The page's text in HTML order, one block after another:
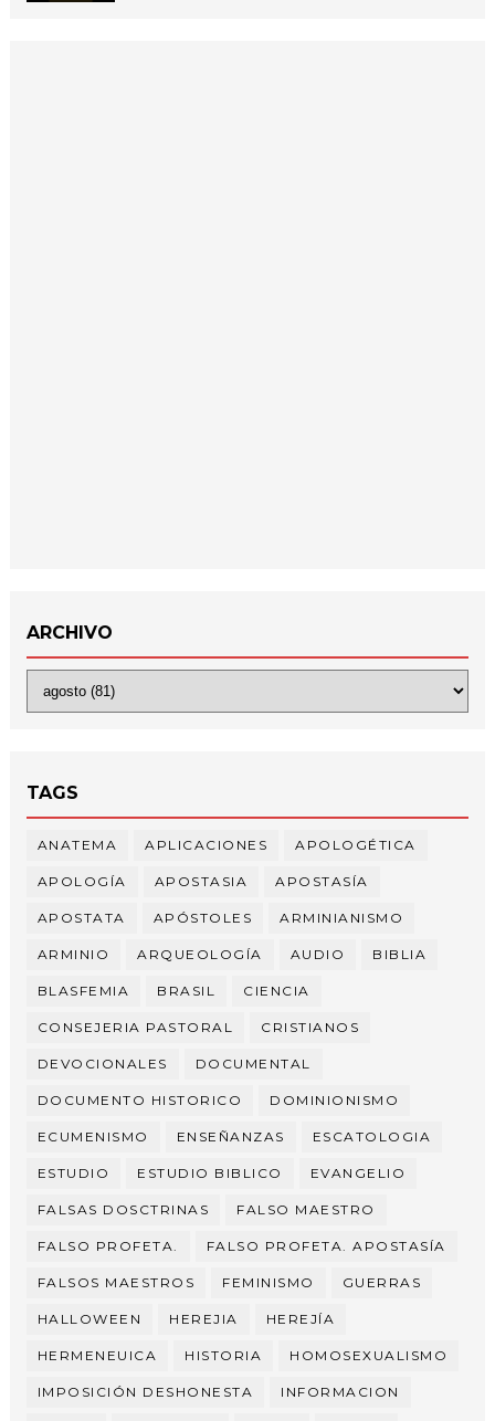
ARCHIVO
TAGS
ANATEMA APLICACIONES APOLOGÉTICA
APOLOGÍA APOSTASIA APOSTASÍA
APOSTATA APÓSTOLES ARMINIANISMO
ARMINIO ARQUEOLOGÍA AUDIO BIBLIA
BLASFEMIA BRASIL CIENCIA
CONSEJERIA PASTORAL CRISTIANOS
DEVOCIONALES DOCUMENTAL
DOCUMENTO HISTORICO DOMINIONISMO
ECUMENISMO ENSEÑANZAS ESCATOLOGIA
ESTUDIO ESTUDIO BIBLICO EVANGELIO
FALSAS DOSCTRINAS FALSO MAESTRO
FALSO PROFETA. FALSO PROFETA. APOSTASÍA
FALSOS MAESTROS FEMINISMO GUERRAS
HALLOWEEN HEREJIA HEREJÍA
HERMENEUICA HISTORIA HOMOSEXUALISMO
IMPOSICIÓN DESHONESTA INFORMACION